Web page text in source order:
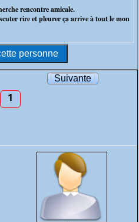
rencontre amicale.
Suivante
1